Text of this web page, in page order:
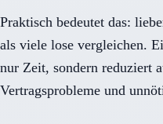
Praktisch bedeutet das:
als viele lose vergleichen.
nur Zeit, sondern reduziert
Vertragsprobleme und